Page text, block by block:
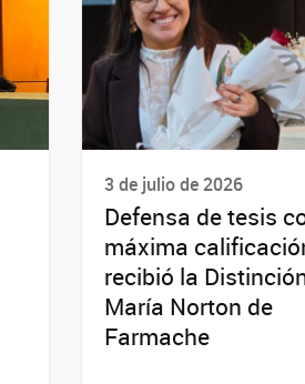
3 de julio de 2026
Defensa de tesis
máxima
recibió la
María Norton de
Farmache